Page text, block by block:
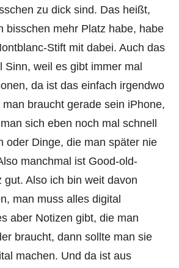
zu dick sind. Das heißt,
bisschen mehr Platz habe, habe
Stift mit dabei. Auch das
Sinn, weil es gibt immer mal
da ist das einfach irgendwo
braucht gerade sein iPhone,
sich eben noch mal schnell
oder Dinge, die man später nie
manchmal ist Good-old-
gut. Also ich bin weit davon
man muss alles digital
aber Notizen gibt, die man
braucht, dann sollte man sie
machen. Und da ist aus